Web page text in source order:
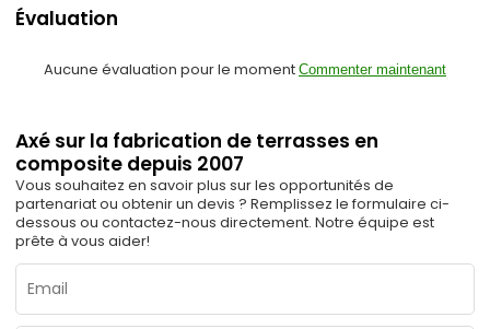
Évaluation
Aucune évaluation pour le moment Commenter maintenant
Axé sur la fabrication de terrasses en
composite depuis 2007
Vous souhaitez en savoir plus sur les opportunités de
partenariat ou obtenir un devis ? Remplissez le formulaire ci-
dessous ou contactez-nous directement. Notre équipe est
prête à vous aider!